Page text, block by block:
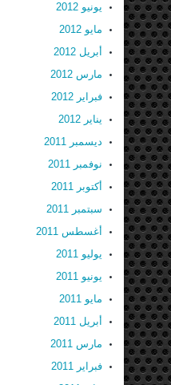
يونيو 2012
مايو 2012
أبريل 2012
مارس 2012
فبراير 2012
يناير 2012
ديسمبر 2011
نوفمبر 2011
أكتوبر 2011
سبتمبر 2011
أغسطس 2011
يوليو 2011
يونيو 2011
مايو 2011
أبريل 2011
مارس 2011
فبراير 2011